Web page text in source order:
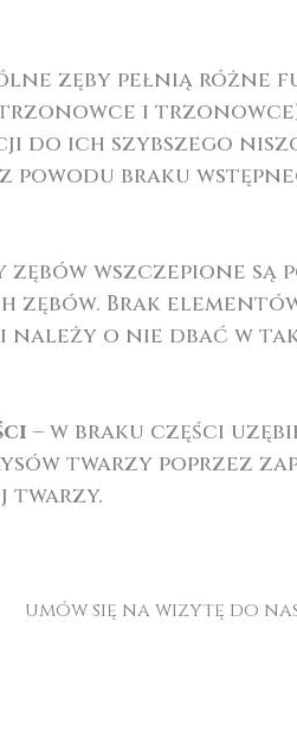
zęby pełnią różne
i
do ich szybszego
powodu braku
zębów wszczepione
Brak
należy o nie dbać w
– w braku części
twarzy poprzez
twarzy.
umów się na wizytę do